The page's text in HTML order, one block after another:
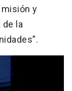
y
la